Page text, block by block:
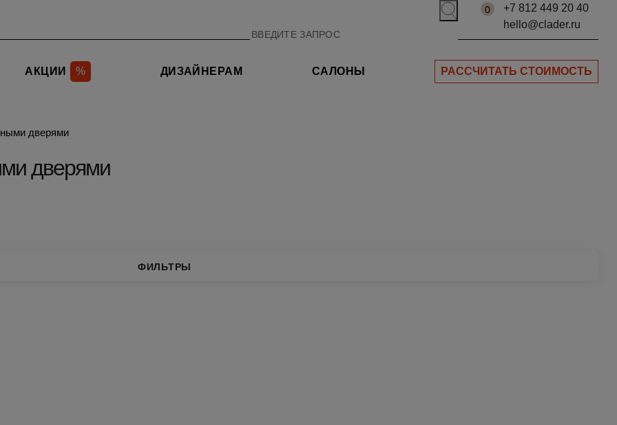
0
+7 812 449 20 40
hello@clader.ru
АКЦИИ % ДИЗАЙНЕРАМ САЛОНЫ РАССЧИТАТЬ СТОИМОСТЬ
дверями
дверями
ФИЛЬТРЫ